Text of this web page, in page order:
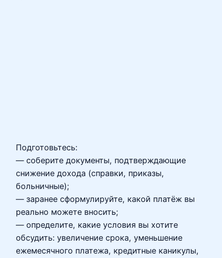
Подготовьтесь:
— соберите документы, подтверждающие
снижение дохода (справки, приказы,
больничные);
— заранее сформулируйте, какой платёж вы
реально можете вносить;
— определите, какие условия вы хотите
обсудить: увеличение срока, уменьшение
ежемесячного платежа, кредитные каникулы,